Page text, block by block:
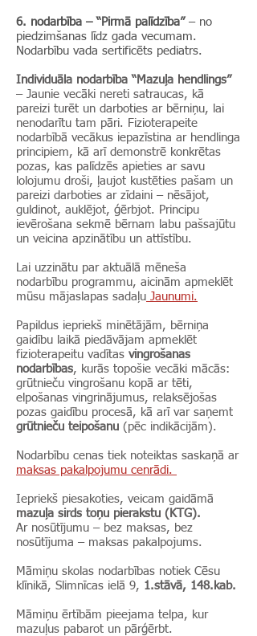
6. nodarbība – “Pirmā palīdzība” – no
piedzimšanas līdz gada vecumam.
Nodarbību vada sertificēts pediatrs.
Individuāla nodarbība “Mazuļa hendlings”
– Jaunie vecāki nereti satraucas, kā
pareizi turēt un darboties ar bērniņu, lai
nenodarītu tam pāri. Fizioterapeite
nodarbībā vecākus iepazīstina ar hendlinga
principiem, kā arī demonstrē konkrētas
pozas, kas palīdzēs apieties ar savu
lolojumu droši, ļaujot kustēties pašam un
pareizi darboties ar zīdaini – nēsājot,
guldinot, auklējot, ģērbjot. Principu
ievērošana sekmē bērnam labu pašsajūtu
un veicina apzinātību un attīstību.
Lai uzzinātu par aktuālā mēneša
nodarbību programmu, aicinām apmeklēt
mūsu mājaslapas sadaļu Jaunumi.
Papildus iepriekš minētājām, bērniņa
gaidību laikā piedāvājam apmeklēt
fizioterapeitu vadītas vingrošanas
nodarbības, kurās topošie vecāki mācās:
grūtnieču vingrošanu kopā ar tēti,
elpošanas vingrinājumus, relaksējošas
pozas gaidību procesā, kā arī var saņemt
grūtnieču teipošanu (pēc indikācijām).
Nodarbību cenas tiek noteiktas saskaņā ar
maksas pakalpojumu cenrādi.
Iepriekš piesakoties, veicam gaidāmā
mazuļa sirds toņu pierakstu (KTG).
Ar nosūtījumu – bez maksas, bez
nosūtījuma – maksas pakalpojums.
Māmiņu skolas nodarbības notiek Cēsu
klīnikā, Slimnīcas ielā 9, 1.stāvā, 148.kab.
Māmiņu ērtībām pieejama telpa, kur
mazuļus pabarot un pārģērbt.